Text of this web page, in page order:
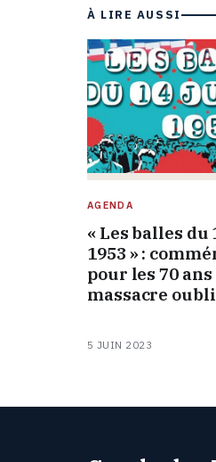
À LIRE AUSSI
AGENDA
« Les balles
1953 » :
pour les 70 ans
massacre
5 JUIN 2023